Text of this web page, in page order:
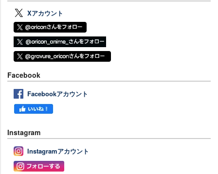
Xアカウント
Facebook
Facebookアカウント
Instagram
Instagramアカウント